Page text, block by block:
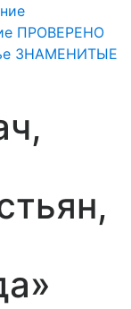
ПРОВЕРЕНО
ЗНАМЕНИТЫЕ